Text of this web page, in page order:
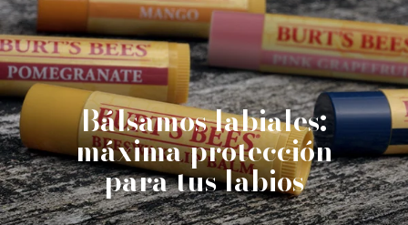
Bálsamos labiales:
máxima protección
para tus labios